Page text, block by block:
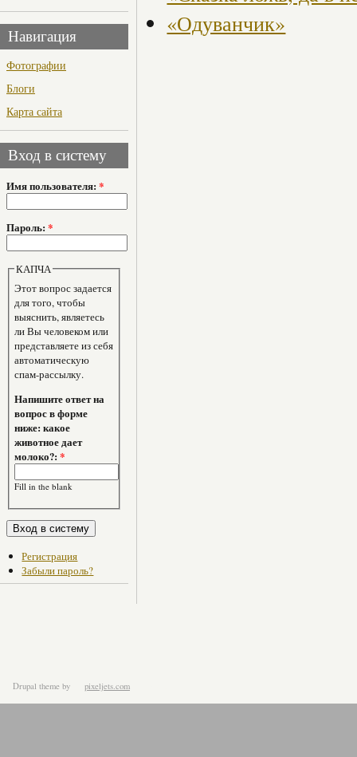
Навигация
Фотографии
Блоги
Карта сайта
Вход в систему
Имя пользователя: *
Пароль: *
КАПЧА
Этот вопрос задается
для того, чтобы
выяснить, являетесь
ли Вы человеком или
представляете из себя
автоматическую
спам-рассылку.
Напишите ответ на
вопрос в форме
ниже: какое
животное дает
молоко?:*
Fill in the blank
Регистрация
Забыли пароль?
«Одуванчик»
Drupal theme by pixeljets.com